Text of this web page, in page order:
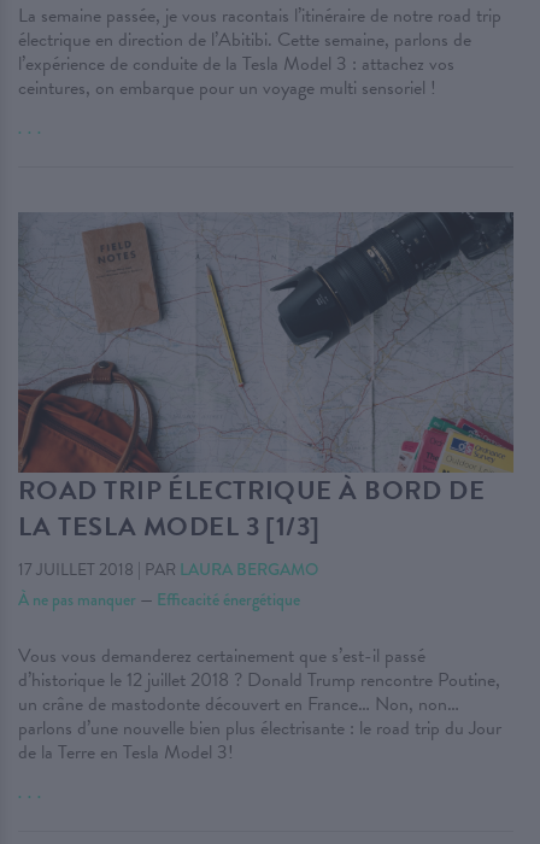
La semaine passée, je vous racontais l’itinéraire de notre road trip
électrique en direction de l’Abitibi. Cette semaine, parlons de
l’expérience de conduite de la Tesla Model 3 : attachez vos
ceintures, on embarque pour un voyage multi sensoriel !
. . .
ROAD TRIP ÉLECTRIQUE À BORD DE
LA TESLA MODEL 3 [1/3]
17 JUILLET 2018 | PAR LAURA BERGAMO
À ne pas manquer — Efficacité énergétique
Vous vous demanderez certainement que s’est-il passé
d’historique le 12 juillet 2018 ? Donald Trump rencontre Poutine,
un crâne de mastodonte découvert en France… Non, non…
parlons d’une nouvelle bien plus électrisante : le road trip du Jour
de la Terre en Tesla Model 3!
. . .